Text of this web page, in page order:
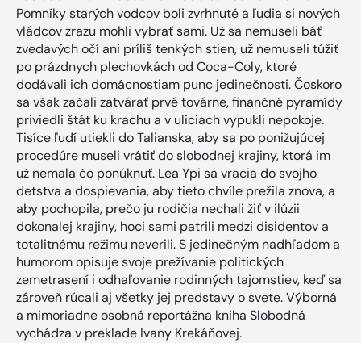
Pomníky starých vodcov boli zvrhnuté a ľudia si nových
vládcov zrazu mohli vybrať sami. Už sa nemuseli báť
zvedavých očí ani príliš tenkých stien, už nemuseli túžiť
po prázdnych plechovkách od Coca-Coly, ktoré
dodávali ich domácnostiam punc jedinečnosti. Čoskoro
sa však začali zatvárať prvé továrne, finančné pyramídy
priviedli štát ku krachu a v uliciach vypukli nepokoje.
Tisíce ľudí utiekli do Talianska, aby sa po ponižujúcej
procedúre museli vrátiť do slobodnej krajiny, ktorá im
už nemala čo ponúknuť. Lea Ypi sa vracia do svojho
detstva a dospievania, aby tieto chvíle prežila znova, a
aby pochopila, prečo ju rodičia nechali žiť v ilúzii
dokonalej krajiny, hoci sami patrili medzi disidentov a
totalitnému režimu neverili. S jedinečným nadhľadom a
humorom opisuje svoje prežívanie politických
zemetrasení i odhaľovanie rodinných tajomstiev, keď sa
zároveň rúcali aj všetky jej predstavy o svete. Výborná
a mimoriadne osobná reportážna kniha Slobodná
vychádza v preklade Ivany Krekáňovej.